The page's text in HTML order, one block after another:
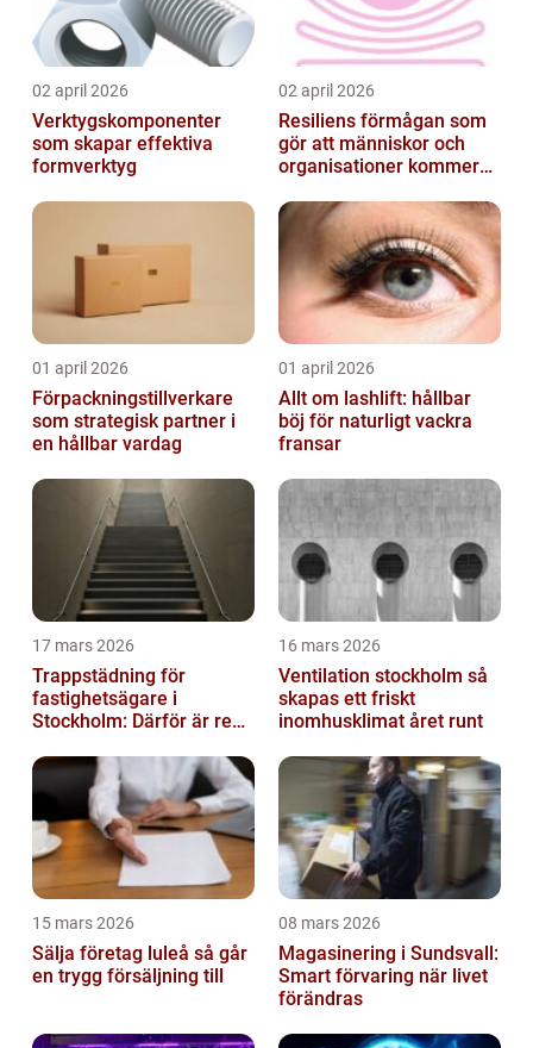
02 april 2026
Verktygskomponenter
som skapar effektiva
formverktyg
02 april 2026
Resiliens förmågan som
gör att människor och
organisationer kommer
01 april 2026
Förpackningstillverkare
som strategisk partner i
en hållbar vardag
01 april 2026
Allt om lashlift: hållbar
böj för naturligt vackra
fransar
17 mars 2026
Trappstädning för
fastighetsägare i
Stockholm: Därför är rena
investering
16 mars 2026
Ventilation stockholm så
skapas ett friskt
inomhusklimat året runt
15 mars 2026
Sälja företag luleå så går
en trygg försäljning till
08 mars 2026
Magasinering i Sundsvall:
Smart förvaring när livet
förändras